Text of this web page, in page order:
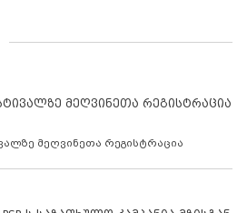
მეღვინეთა რეგისტრაცია
მეღვინეთა რეგისტრაცია